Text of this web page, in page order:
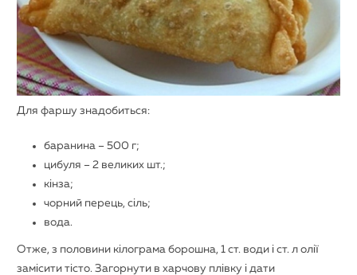
Для фаршу знадобиться:
баранина – 500 г;
цибуля – 2 великих шт.;
кінза;
чорний перець, сіль;
вода.
Отже, з половини кілограма борошна, 1 ст. води і ст. л олії
замісити тісто. Загорнути в харчову плівку і дати